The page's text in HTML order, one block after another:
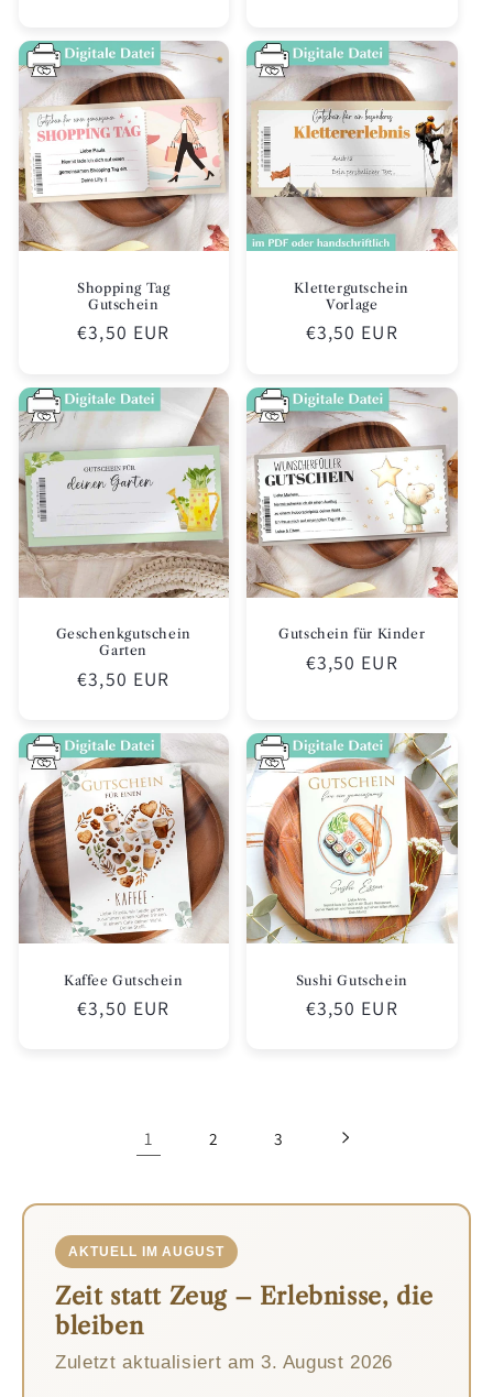
Shopping Tag
Gutschein
Normaler
€3,50 EUR
Klettergutschein
Vorlage
Normaler
€3,50 EUR
Geschenkgutschein
Garten
Normaler
€3,50 EUR
Gutschein für Kinder
Normaler
€3,50 EUR
Kaffee Gutschein
Normaler
€3,50 EUR
Sushi Gutschein
Normaler
€3,50 EUR
1 2 3
AKTUELL IM AUGUST
Zeit statt Zeug – Erlebnisse, die
bleiben
Zuletzt aktualisiert am 3. August 2026